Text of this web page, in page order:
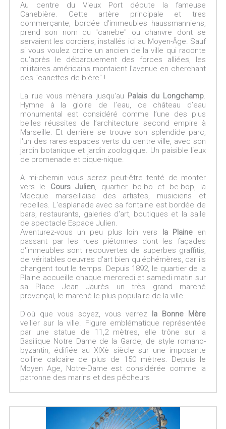
Au centre du Vieux Port débute la fameuse
Canebière. Cette artère principale et tres
commerçante, bordée d'immeubles haussmanniens,
prend son nom du "canebe" ou chanvre dont se
servaient les cordiers, installés ici au Moyen-Âge. Sauf
si vous voulez croire un ancien de la ville qui raconte
qu'après le débarquement des forces alliées, les
militaires américains montaient l'avenue en cherchant
des "canettes de bière" !
La rue vous mènera jusqu'au Palais du Longchamp.
Hymne à la gloire de l’eau, ce château d’eau
monumental est considéré comme l’une des plus
belles réussites de l’architecture second empire à
Marseille. Et derrière se trouve son splendide parc,
l'un des rares espaces verts du centre ville, avec son
jardin botanique et jardin zoologique. Un paisible lieux
de promenade et pique-nique.
A mi-chemin vous serez peut-être tenté de monter
vers le Cours Julien, quartier bo-bo et be-bop, la
Mecque marseillaise des artistes, musiciens et
rebelles. L'esplanade avec sa fontaine est bordée de
bars, restaurants, galeries d'art, boutiques et la salle
de spectacle Espace Julien.
Aventurez-vous un peu plus loin vers la Plaineen
passant par les rues piétonnes dont les façades
d'immeubles sont recouvertes de superbes graffitis,
de véritables oeuvres d'art bien qu'éphémères, car ils
changent tout le temps. Depuis 1892, le quartier de la
Plaine accueille chaque mercredi et samedi matin sur
sa Place Jean Jaurès un très grand marché
provençal, le marché le plus populaire de la ville.
D'où que vous soyez, vous verrez la Bonne Mère
veiller sur la ville. Figure emblématique représentée
par une statue de 11,2 mètres, elle trône sur la
Basilique Notre Dame de la Garde, de style romano-
byzantin, édifiée au XIXè siècle sur une imposante
colline calcaire de plus de 150 mètres. Depuis le
Moyen Age, Notre-Dame est considérée comme la
patronne des marins et des pêcheurs